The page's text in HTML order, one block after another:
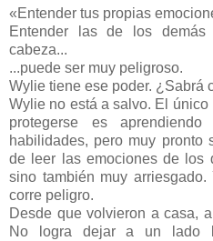
«Entender tus propias
Entender las de los
cabeza...
...puede ser muy peligroso.
Wylie tiene ese poder. ¿Sabrá
Wylie no está a salvo. El
protegerse es
habilidades, pero muy pronto
de leer las emociones de los
sino también muy
corre peligro.
Desde que volvieron a casa,
No logra dejar a un lado